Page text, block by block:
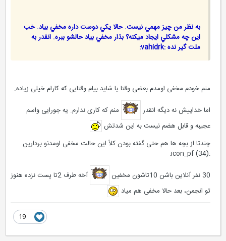
به نظر من چيز مهمي نيست. حالا يكي دوست داره مخفي بياد. خب
اين چه مشكلي ايجاد ميكنه؟ بذار مخفي بياد حالشو ببره. انقدر به
ملت گير نده :vahidrk:
منم خودم مخفی اومدم بعضی وقتا یا شاید بیام وقتایی که کارام خیلی زیاده.
اما خداییش نه دیگه انقدر
منم که کاری ندارم. یه جورایی واسم
عجیبه و قابل هضم نیست به این شدتش
چندتا از بچه ها هم حتی گفته بودن کلاً این حالت مخفی اومدنو بردارین
آخه طرف 2تا پست نزده هنوز
تو انجمن، بعد حالا مخفی هم میاد